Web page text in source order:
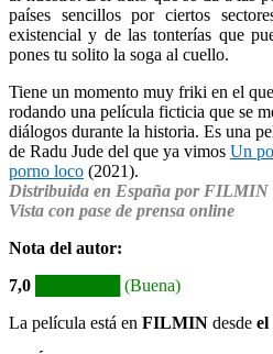
países sencillos por ciertos
existencial y de las tonterías que
pones tu solito la soga al cuello.
Tiene un momento muy friki en el
rodando una película ficticia que se
diálogos durante la historia. Es una
de Radu Jude del que ya vimos Un
porno loco (2021).
Distribuida en España por FILMIN
Vista con pase de prensa online
Nota del autor:
7,0 ███████ (Buena)
La película está en FILMIN desde el